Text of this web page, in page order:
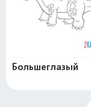
Большеглазый